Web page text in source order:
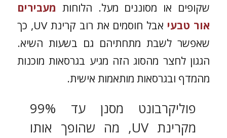
שקופים או מסוננים מעל. הלוחות מעבירים
אור טבעי
אבל חוסמים את רוב קרינת UV, כך
שאפשר לשבת מתחתיהם גם בשעות השיא.
הגגון לחצר מהסוג הזה מגיע בגרסאות מוכנות
מהמדף ובגרסאות מותאמות אישית.
פוליקרבונט מסנן עד 99%
מקרינת UV, מה שהופך אותו